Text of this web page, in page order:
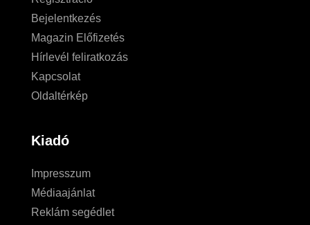
Bejelentkezés
Magazin Előfizetés
Hírlevél feliratkozás
Kapcsolat
Oldaltérkép
Kiadó
Impresszum
Médiaajánlat
Reklám segédlet